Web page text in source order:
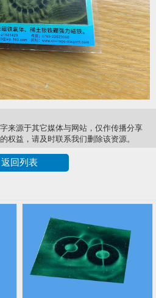
来源于其它媒体与网站，仅作传播分享
权益，请及时联系我们删除该资源。
返回列表